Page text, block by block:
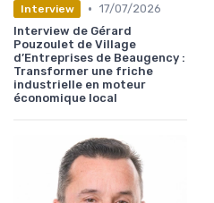
Interview • 17/07/2026
Interview de Gérard
Pouzoulet de Village
d’Entreprises de Beaugency :
Transformer une friche
industrielle en moteur
économique local